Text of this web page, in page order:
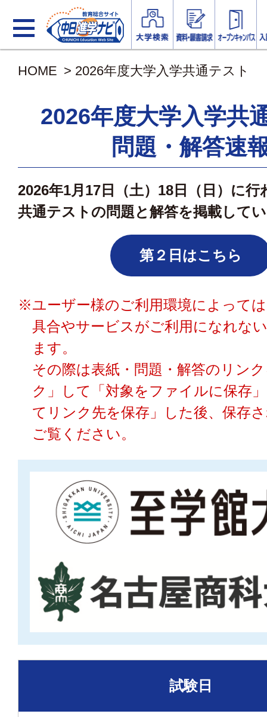
HOME > 2026年度大学入学共通テスト
2026年度大学入学共
問題・解答速
2026年1月17日（土）18日（日）に行
共通テストの問題と解答を掲載して
第２日はこちら
※ユーザー様のご利用環境によって
具合やサービスがご利用になれな
ます。
その際は表紙・問題・解答のリン
ク」して「対象をファイルに保存
てリンク先を保存」した後、保存
ご覧ください。
試験日